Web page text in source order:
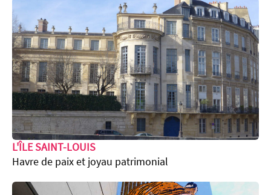
L'ÎLE SAINT-LOUIS
Havre de paix et joyau patrimonial